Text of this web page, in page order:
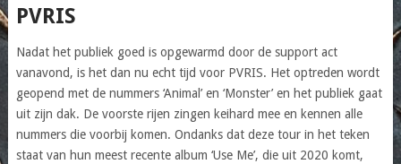
PVRIS
Nadat het publiek goed is opgewarmd door de support act
vanavond, is het dan nu echt tijd voor PVRIS. Het optreden wordt
geopend met de nummers ‘Animal’ en ‘Monster’ en het publiek gaat
uit zijn dak. De voorste rijen zingen keihard mee en kennen alle
nummers die voorbij komen. Ondanks dat deze tour in het teken
staat van hun meest recente album ‘Use Me’, die uit 2020 komt,